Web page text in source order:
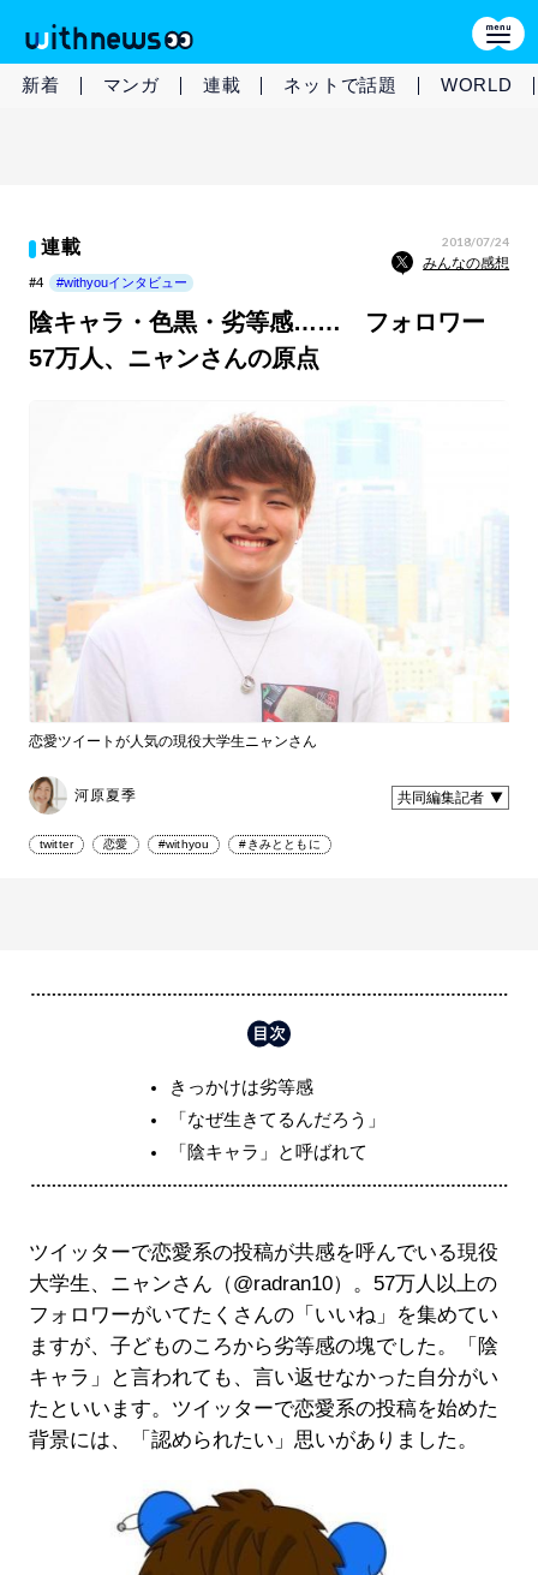
新着 マンガ 連載 ネットで話題 WORLD
連載 2018/07/24
みんなの感想
#4 #withyouインタビュー
陰キャラ・色黒・劣等感…… フォロワー
57万人、ニャンさんの原点
恋愛ツイートが人気の現役大学生ニャンさん
河原夏季 共同編集記者
twitter 恋愛 #withyou #きみとともに
きっかけは劣等感
「なぜ生きてるんだろう」
「陰キャラ」と呼ばれて
ツイッターで恋愛系の投稿が共感を呼んでいる現役
大学生、ニャンさん（@radran10）。57万人以上の
フォロワーがいてたくさんの「いいね」を集めてい
ますが、子どものころから劣等感の塊でした。「陰
キャラ」と言われても、言い返せなかった自分がい
たといいます。ツイッターで恋愛系の投稿を始めた
背景には、「認められたい」思いがありました。